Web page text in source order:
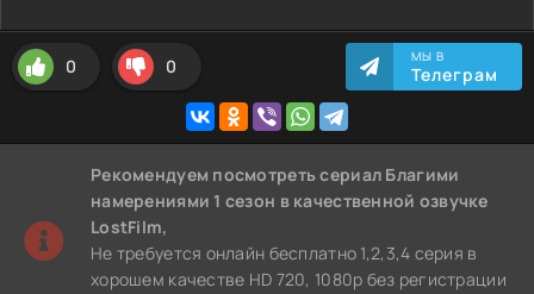
0 0 МЫ В
Телеграм
Рекомендуем посмотреть сериал Благими
намерениями 1 сезон в качественной озвучке
LostFilm,
Не требуется онлайн бесплатно 1,2,3,4 серия в
хорошем качестве HD 720, 1080p без регистрации